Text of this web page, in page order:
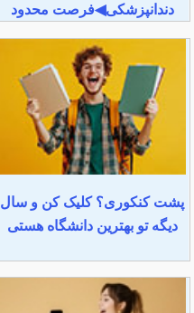
دندانپزشکی◀فرصت محدود
پشت کنکوری؟ کلیک کن و سال
دیگه تو بهترین دانشگاه هستی